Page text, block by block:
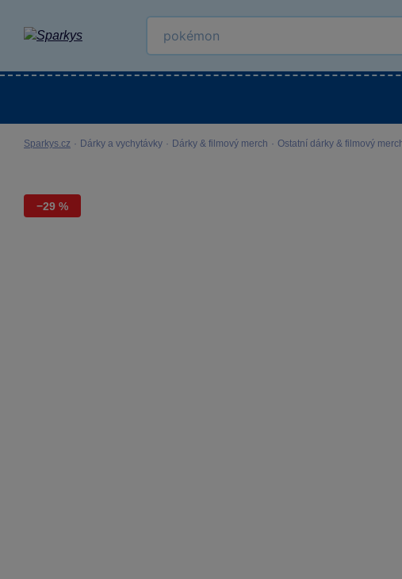
Sparkys.cz · Dárky a vychytávky · Dárky & filmový merch · Ostatní dárky & filmový
−29 %